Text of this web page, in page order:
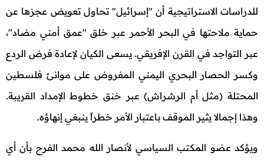
للدراسات الاستراتيجية أن "إسرائيل" تحاول تعويض عجزها عن
حماية ملاحتها في البحر الأحمر عبر خلق "عمق أمني مضاد"،
عبر التواجد في القرن الإفريقي. يسعى الكيان لإعادة فرض الردع
وكسر الحصار البحري اليمني المفروض على موانئ فلسطين
المحتلة (مثل أم الرشراش) عبر خنق خطوط الإمداد القريبة.
وهذا إجمالا يثير الموقف باعتبار الأمر خطراً ينبغي إنهاؤه.
ويؤكد عضو المكتب السياسي لأنصار الله محمد الفرح بأن أي